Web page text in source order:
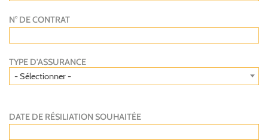
N° DE CONTRAT
TYPE D'ASSURANCE
- Sélectionner -
DATE DE RÉSILIATION SOUHAITÉE